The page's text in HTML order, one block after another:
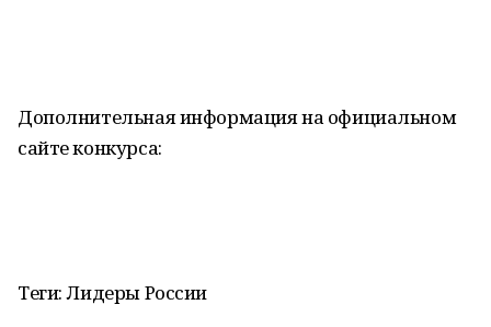
Дополнительная информация на официальном
сайте конкурса:
Теги: Лидеры России